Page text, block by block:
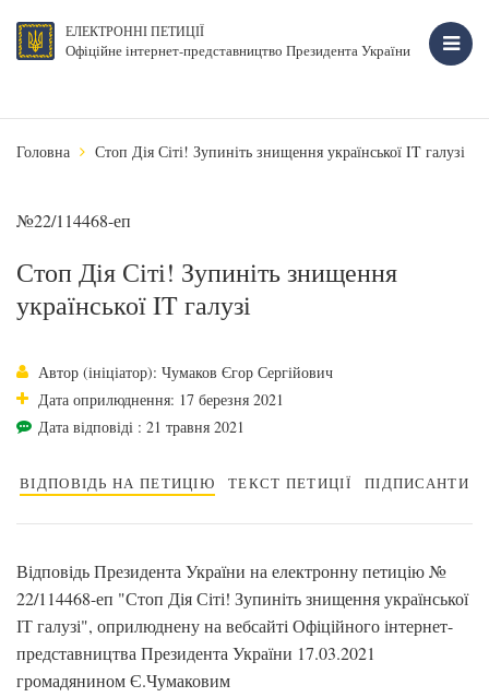
ЕЛЕКТРОННІ ПЕТИЦІЇ
Офіційне інтернет-представництво Президента України
Головна Стоп Дія Сіті! Зупиніть знищення української IT галузі
№22/114468-еп
Стоп Дія Сіті! Зупиніть знищення
української IT галузі
Автор (ініціатор): Чумаков Єгор Сергійович
Дата оприлюднення: 17 березня 2021
Дата відповіді : 21 травня 2021
ВІДПОВІДЬ НА ПЕТИЦІЮ ТЕКСТ ПЕТИЦІЇ ПІДПИСАНТИ
Відповідь Президента України на електронну петицію №
22/114468-еп "Стоп Дія Сіті! Зупиніть знищення української
ІТ галузі", оприлюднену на вебсайті Офіційного інтернет-
представництва Президента України 17.03.2021
громадянином Є.Чумаковим